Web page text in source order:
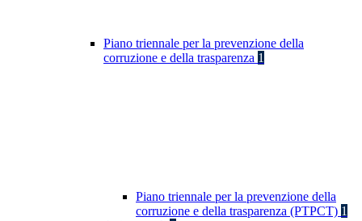
Piano triennale per la prevenzione della
corruzione e della trasparenza 1
Piano triennale per la prevenzione della
corruzione e della trasparenza (PTPCT) 1